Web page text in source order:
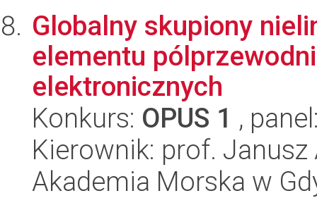
Globalny skupiony
elementu
elektronicznych
Konkurs: OPUS 1 ,
Kierownik: prof.
Akademia Morska w